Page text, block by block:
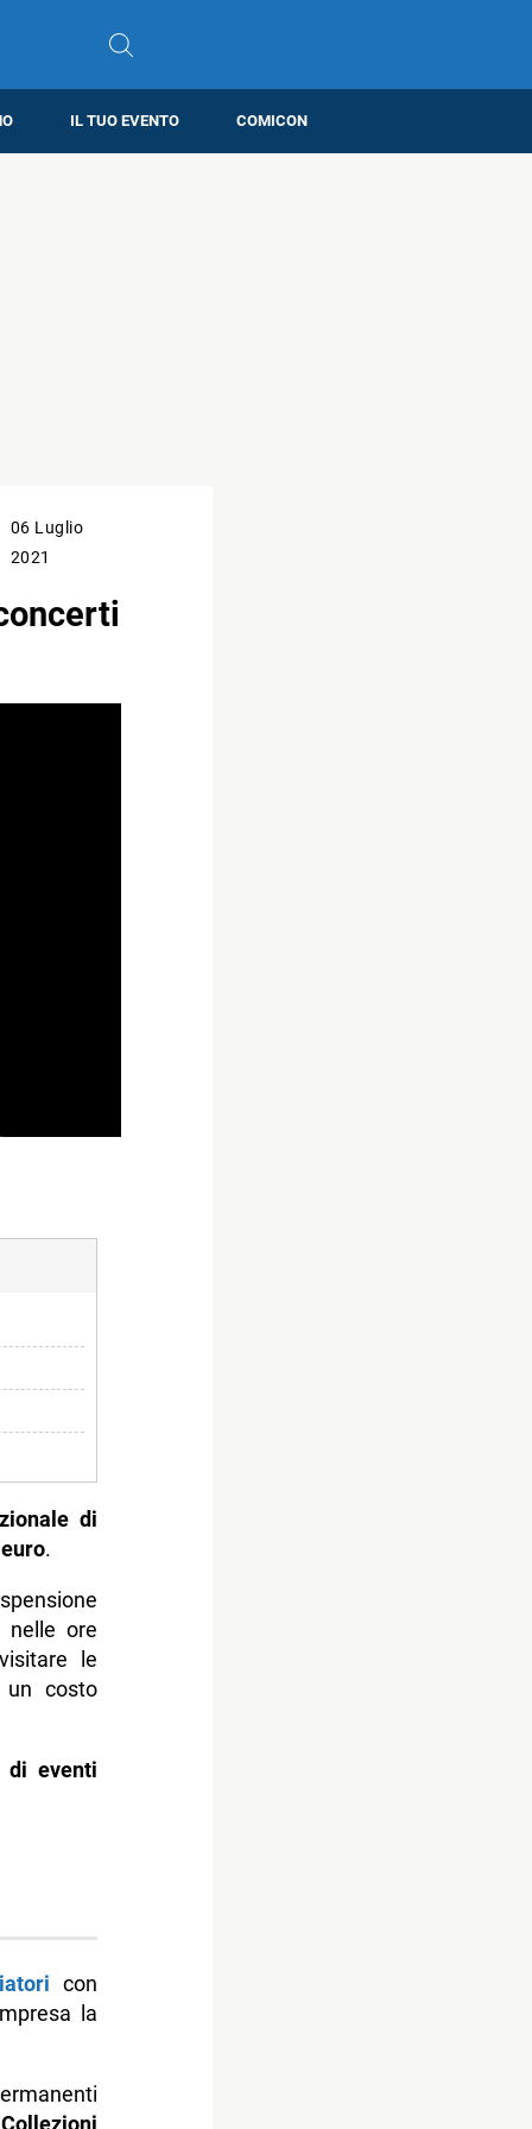
IL TUO EVENTO COMICON
06 Luglio
2021
di
.
nelle ore
le
costo
di eventi
con
la